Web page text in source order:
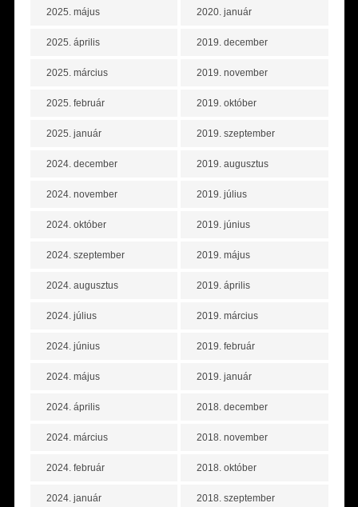
2025. május
2025. április
2025. március
2025. február
2025. január
2024. december
2024. november
2024. október
2024. szeptember
2024. augusztus
2024. július
2024. június
2024. május
2024. április
2024. március
2024. február
2024. január
2020. január
2019. december
2019. november
2019. október
2019. szeptember
2019. augusztus
2019. július
2019. június
2019. május
2019. április
2019. március
2019. február
2019. január
2018. december
2018. november
2018. október
2018. szeptember